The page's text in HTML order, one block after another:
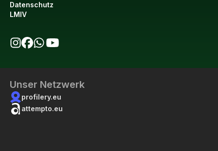
Datenschutz
LMIV
Unser Netzwerk
profilery.eu
attempto.eu